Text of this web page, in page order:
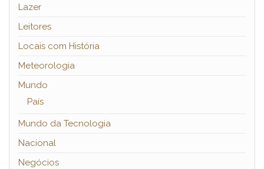
Lazer
Leitores
Locais com História
Meteorologia
Mundo
País
Mundo da Tecnologia
Nacional
Negócios